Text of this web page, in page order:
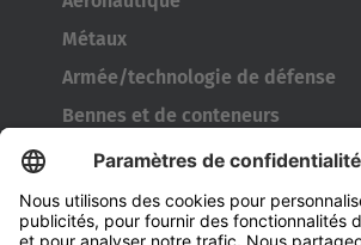
Métaux
Armée/technologie de défense
Bennes et de conteneurs
Outils de l’industrie pneumatique
Transporteur de bobines
Portes et fenêtres